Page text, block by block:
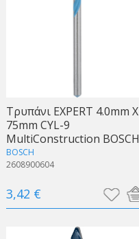
Τρυπάνι EXPERT 4.0mm X
75mm CYL-9
MultiConstruction BOSCH
BOSCH
2608900604
3,42 €